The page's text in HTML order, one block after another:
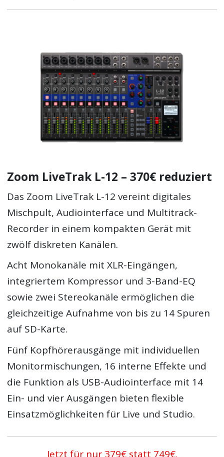
Zoom LiveTrak L-12 – 370€ reduziert
Das Zoom LiveTrak L-12 vereint digitales
Mischpult, Audiointerface und Multitrack-
Recorder in einem kompakten Gerät mit
zwölf diskreten Kanälen.
Acht Monokanäle mit XLR-Eingängen,
integriertem Kompressor und 3-Band-EQ
sowie zwei Stereokanäle ermöglichen die
gleichzeitige Aufnahme von bis zu 14 Spuren
auf SD-Karte.
Fünf Kopfhörerausgänge mit individuellen
Monitormischungen, 16 interne Effekte und
die Funktion als USB-Audiointerface mit 14
Ein- und vier Ausgängen bieten flexible
Einsatzmöglichkeiten für Live und Studio.
Jetzt für nur 379€ statt 749€.